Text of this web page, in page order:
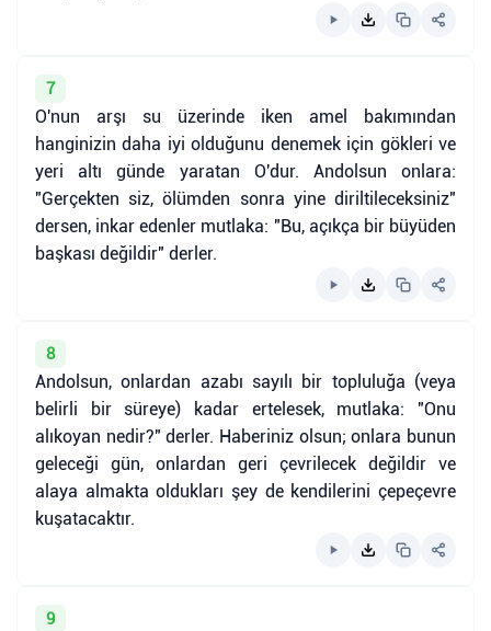
7
O'nun arşı su üzerinde iken amel bakımından
hanginizin daha iyi olduğunu denemek için gökleri ve
yeri altı günde yaratan O'dur. Andolsun onlara:
"Gerçekten siz, ölümden sonra yine diriltileceksiniz"
dersen, inkar edenler mutlaka: "Bu, açıkça bir büyüden
başkası değildir" derler.
8
Andolsun, onlardan azabı sayılı bir topluluğa (veya
belirli bir süreye) kadar ertelesek, mutlaka: "Onu
alıkoyan nedir?" derler. Haberiniz olsun; onlara bunun
geleceği gün, onlardan geri çevrilecek değildir ve
alaya almakta oldukları şey de kendilerini çepeçevre
kuşatacaktır.
9